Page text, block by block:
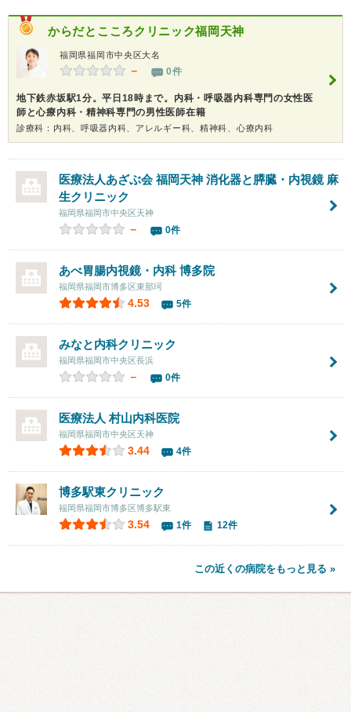
からだとこころクリニック福岡天神
福岡県福岡市中央区大名
－ 0件
地下鉄赤坂駅1分。平日18時まで。内科・呼吸器内科専門の女性医
師と心療内科・精神科専門の男性医師在籍
診療科：内科、呼吸器内科、アレルギー科、精神科、心療内科
医療法人あざぶ会 福岡天神 消化器と膵臓・内視鏡 麻
生クリニック
福岡県福岡市中央区天神
－ 0件
あべ胃腸内視鏡・内科 博多院
福岡県福岡市博多区東那珂
4.53 5件
みなと内科クリニック
福岡県福岡市中央区長浜
－ 0件
医療法人村山内科医院
福岡県福岡市中央区天神
3.44 4件
博多駅東クリニック
福岡県福岡市博多区博多駅東
3.54 1件 12件
この近くの病院をもっと見る »